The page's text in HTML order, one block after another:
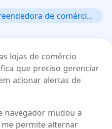
Empreendedora de comércio eletrônico
lojas de comércio
que preciso gerenciar
acionar alertas de
navegador mudou a
me permite alternar